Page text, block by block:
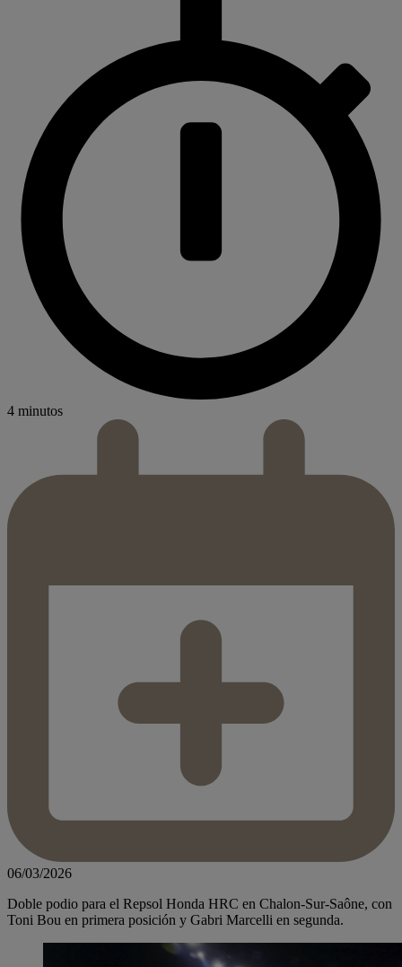
4 minutos
06/03/2026
Doble podio para el Repsol Honda HRC en Chalon-Sur-Saône, con
Toni Bou en primera posición y Gabri Marcelli en segunda.